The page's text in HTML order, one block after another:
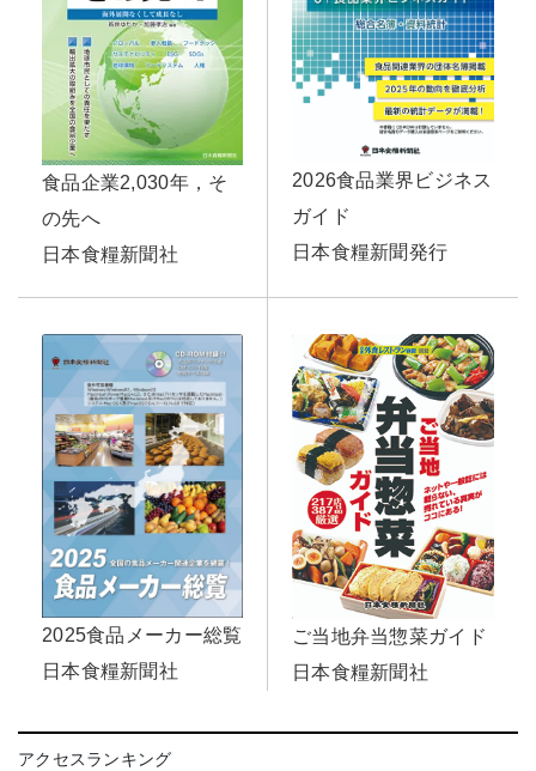
食品企業2,030年，そ
の先へ
日本食糧新聞社
2026食品業界ビジネス
ガイド
日本食糧新聞発行
2025食品メーカー総覧
日本食糧新聞社
ご当地弁当惣菜ガイド
日本食糧新聞社
アクセスランキング